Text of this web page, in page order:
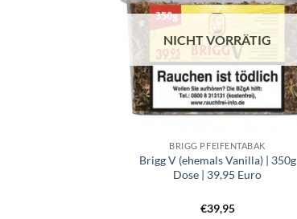
NICHT VORRÄTIG
BRIGG PFEIFENTABAK
Brigg V (ehemals Vanilla) | 350g
Dose | 39,95 Euro
€39,95